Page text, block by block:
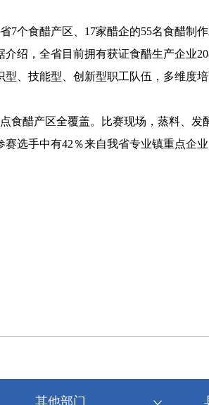
个食醋产区、17家醋企的55名食醋制作
，全省目前拥有获证食醋生产企业
、技能型、创新型职工队伍，多维度
食醋产区全覆盖。比赛现场，蒸料、
选手中有42％来自我省专业镇重点企
其他部门